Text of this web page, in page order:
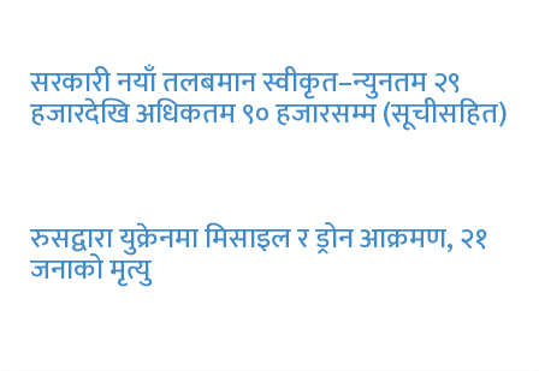
सरकारी नयाँ तलबमान स्वीकृत–न्युनतम २९
हजारदेखि अधिकतम ९० हजारसम्म (सूचीसहित)
रुसद्वारा युक्रेनमा मिसाइल र ड्रोन आक्रमण, २१
जनाको मृत्यु